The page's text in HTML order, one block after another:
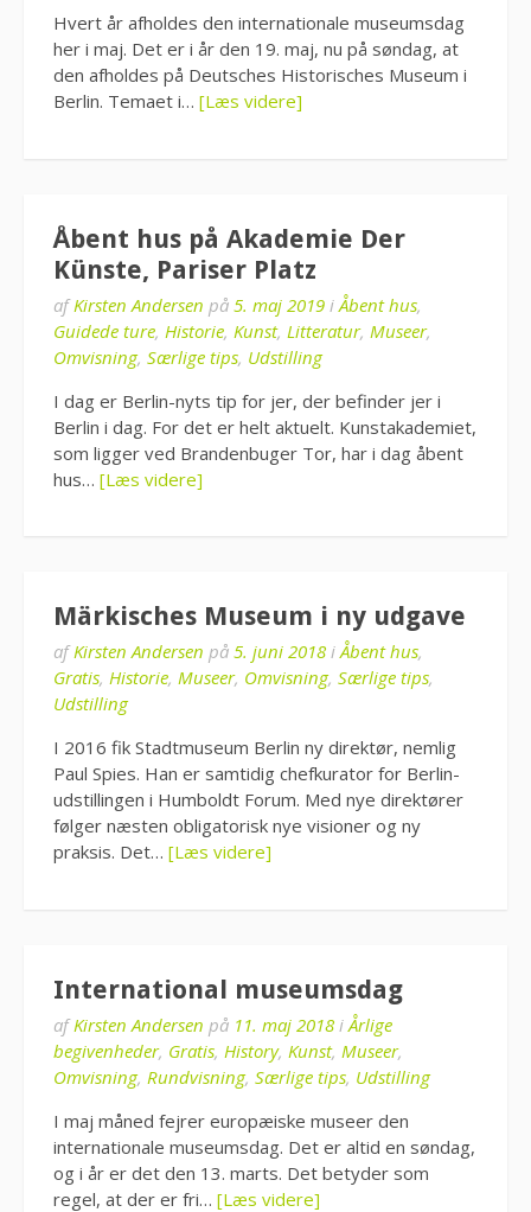
Hvert år afholdes den internationale museumsdag
her i maj. Det er i år den 19. maj, nu på søndag, at
den afholdes på Deutsches Historisches Museum i
Berlin. Temaet i… [Læs videre]
Åbent hus på Akademie Der
Künste, Pariser Platz
afKirsten Andersen på 5. maj 2019 i Åbent hus,
Guidede ture, Historie, Kunst, Litteratur, Museer,
Omvisning, Særlige tips, Udstilling
I dag er Berlin-nyts tip for jer, der befinder jer i
Berlin i dag. For det er helt aktuelt. Kunstakademiet,
som ligger ved Brandenbuger Tor, har i dag åbent
hus… [Læs videre]
Märkisches Museum i ny udgave
afKirsten Andersen på 5. juni 2018 iÅbent hus,
Gratis, Historie, Museer, Omvisning, Særlige tips,
Udstilling
I 2016 fik Stadtmuseum Berlin ny direktør, nemlig
Paul Spies. Han er samtidig chefkurator for Berlin-
udstillingen i Humboldt Forum. Med nye direktører
følger næsten obligatorisk nye visioner og ny
praksis. Det… [Læs videre]
International museumsdag
afKirsten Andersen på 11. maj 2018 i Årlige
begivenheder, Gratis, History, Kunst, Museer,
Omvisning, Rundvisning, Særlige tips, Udstilling
I maj måned fejrer europæiske museer den
internationale museumsdag. Det er altid en søndag,
og i år er det den 13. marts. Det betyder som
regel, at der er fri… [Læs videre]